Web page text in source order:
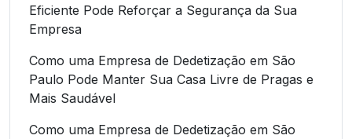
Eficiente Pode Reforçar a Segurança da Sua
Empresa
Como uma Empresa de Dedetização em São
Paulo Pode Manter Sua Casa Livre de Pragas e
Mais Saudável
Como uma Empresa de Dedetização em São